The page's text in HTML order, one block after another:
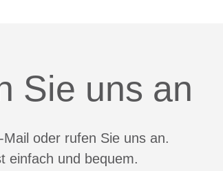
Sie uns an
oder rufen Sie uns an.
einfach und bequem.